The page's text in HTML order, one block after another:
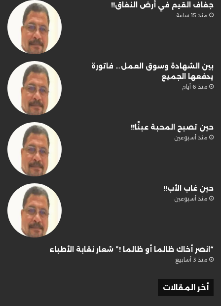
جفاف القيم في أرض النفاق!!
منذ 15 ساعة
بين الشهادة وسوق العمل… فاتورة
يدفعها الجميع
منذ 6 أيام
حين تصبح المحبة عبئًا!!
منذ أسبوعين
حين غاب الأب!!
منذ أسبوعين
“انصر أخاك ظالما أو ظالما !” شعار نقابة الأطباء
منذ 3 أسابيع
أخر المقالات